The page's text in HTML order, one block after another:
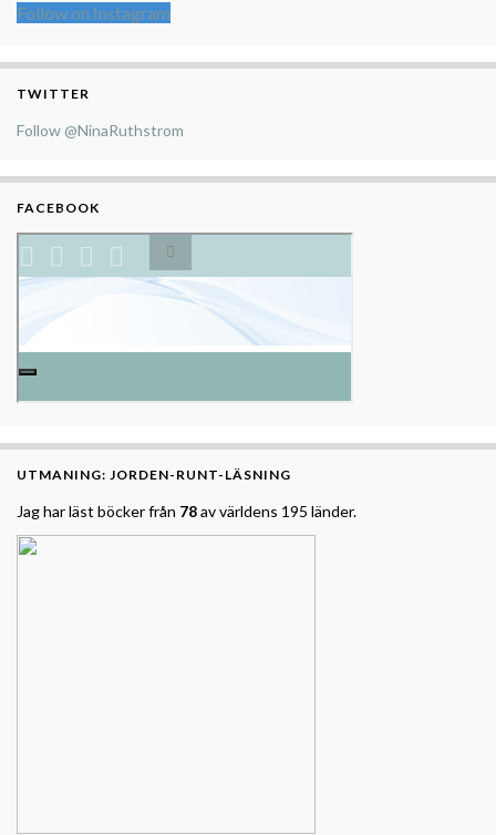
Follow on Instagram
TWITTER
Follow @NinaRuthstrom
FACEBOOK
UTMANING: JORDEN-RUNT-LÄSNING
Jag har läst böcker från 78av världens 195 länder.